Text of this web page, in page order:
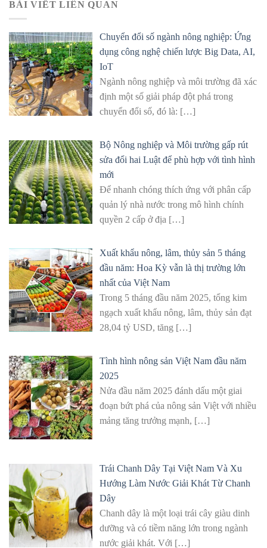
BÀI VIẾT LIÊN QUAN
Chuyển đổi số ngành nông nghiệp: Ứng
dụng công nghệ chiến lược Big Data, AI,
IoT
Ngành nông nghiệp và môi trường đã xác
định một số giải pháp đột phá trong
chuyển đổi số, đó là: […]
Bộ Nông nghiệp và Môi trường gấp rút
sửa đổi hai Luật để phù hợp với tình hình
mới
Để nhanh chóng thích ứng với phân cấp
quản lý nhà nước trong mô hình chính
quyền 2 cấp ở địa […]
Xuất khẩu nông, lâm, thủy sản 5 tháng
đầu năm: Hoa Kỳ vẫn là thị trường lớn
nhất của Việt Nam
Trong 5 tháng đầu năm 2025, tổng kim
ngạch xuất khẩu nông, lâm, thủy sản đạt
28,04 tỷ USD, tăng […]
Tình hình nông sản Việt Nam đầu năm
2025
Nửa đầu năm 2025 đánh dấu một giai
đoạn bứt phá của nông sản Việt với nhiều
mảng tăng trưởng mạnh, […]
Trái Chanh Dây Tại Việt Nam Và Xu
Hướng Làm Nước Giải Khát Từ Chanh
Dây
Chanh dây là một loại trái cây giàu dinh
dưỡng và có tiềm năng lớn trong ngành
nước giải khát. Với […]